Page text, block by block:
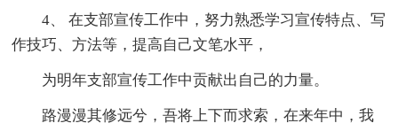
4、 在支部宣传工作中，努力熟悉学习宣传特点、写
作技巧、方法等，提高自己文笔水平，
为明年支部宣传工作中贡献出自己的力量。
路漫漫其修远兮，吾将上下而求索，在来年中，我